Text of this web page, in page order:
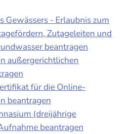
Gewässers - Erlaubnis zum
Zutageleiten und
beantragen
außergerichtlichen
für die Online-
beantragen
(dreijährige
beantragen